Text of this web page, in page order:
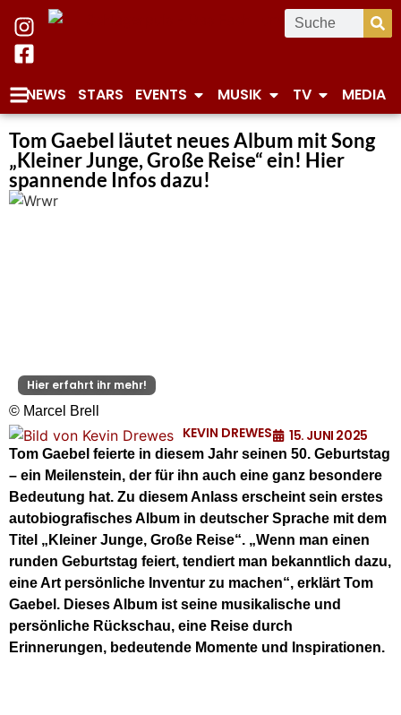
NEWS STARS EVENTS MUSIK TV MEDIA
Tom Gaebel läutet neues Album mit Song
„Kleiner Junge, Große Reise“ ein! Hier
spannende Infos dazu!
Hier erfahrt ihr mehr!
© Marcel Brell
KEVIN DREWES 15. JUNI 2025
Tom Gaebel feierte in diesem Jahr seinen 50. Geburtstag
– ein Meilenstein, der für ihn auch eine ganz besondere
Bedeutung hat. Zu diesem Anlass erscheint sein erstes
autobiografisches Album in deutscher Sprache mit dem
Titel „Kleiner Junge, Große Reise“. „Wenn man einen
runden Geburtstag feiert, tendiert man bekanntlich dazu,
eine Art persönliche Inventur zu machen“, erklärt Tom
Gaebel. Dieses Album ist seine musikalische und
persönliche Rückschau, eine Reise durch
Erinnerungen, bedeutende Momente und Inspirationen.